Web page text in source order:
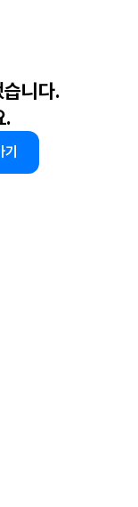
니다.
.